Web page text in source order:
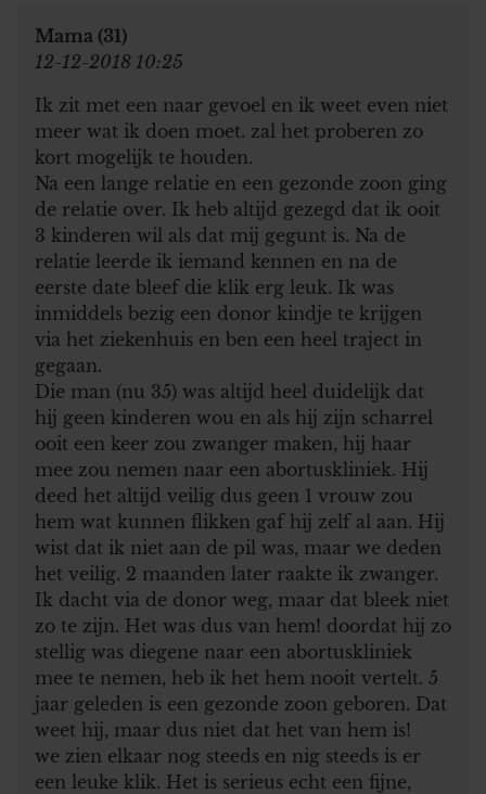
Mama (31)
12-12-2018 10:25
Ik zit met een naar gevoel en ik weet even niet
meer wat ik doen moet. zal het proberen zo
kort mogelijk te houden.
Na een lange relatie en een gezonde zoon ging
de relatie over. Ik heb altijd gezegd dat ik ooit
3 kinderen wil als dat mij gegunt is. Na de
relatie leerde ik iemand kennen en na de
eerste date bleef die klik erg leuk. Ik was
inmiddels bezig een donor kindje te krijgen
via het ziekenhuis en ben een heel traject in
gegaan.
Die man (nu 35) was altijd heel duidelijk dat
hij geen kinderen wou en als hij zijn scharrel
ooit een keer zou zwanger maken, hij haar
mee zou nemen naar een abortuskliniek. Hij
deed het altijd veilig dus geen 1 vrouw zou
hem wat kunnen flikken gaf hij zelf al aan. Hij
wist dat ik niet aan de pil was, maar we deden
het veilig. 2 maanden later raakte ik zwanger.
Ik dacht via de donor weg, maar dat bleek niet
zo te zijn. Het was dus van hem! doordat hij zo
stellig was diegene naar een abortuskliniek
mee te nemen, heb ik het hem nooit vertelt. 5
jaar geleden is een gezonde zoon geboren. Dat
weet hij, maar dus niet dat het van hem is!
we zien elkaar nog steeds en nig steeds is er
een leuke klik. Het is serieus echt een fijne,